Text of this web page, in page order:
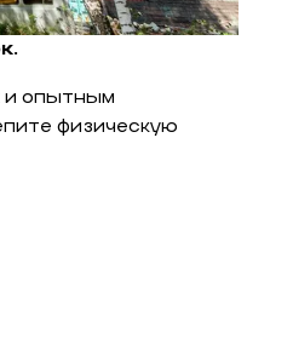
и опытным
физическую